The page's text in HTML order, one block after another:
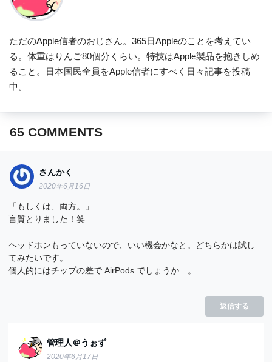
ただのApple信者のおじさん。365日Appleのことを考えてい
る。体重はりんご80個分くらい。特技はApple製品を抱きしめ
ること。日本国民全員をApple信者にすべく日々記事を投稿
中。
65 COMMENTS
さんかく
2020年6月16日
「もしくは、両方。」
言質とりました！笑
ヘッドホンもっていないので、いい機会かなと。どちらかは試し
てみたいです。
個人的にはチップの差で AirPods でしょうか…。
返信する
管理人＠うぉず
2020年6月17日